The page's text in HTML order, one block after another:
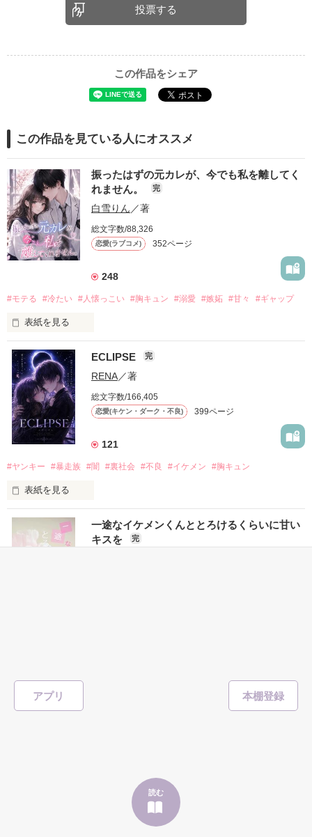
アプリ
読む
投票する
この作品をシェア
この作品を見ている人にオススメ
振ったはずの元カレが、今でも私を離してく
れません。
完
白雪りん／著
総文字数/88,326
恋愛(ラブコメ) 352ページ
248
#モテる #冷たい #人懐っこい #胸キュン #溺愛 #嫉妬 #甘々 #ギャップ
表紙を見る
「好きだったから、別れを選んだ。」
モテる人を好きになるのが怖かった。
だから私は、中学時代に大好きだった彼を自分から振った。
もう会うことはないと思っていたのに、
高校生になって再会した彼は、隣の学校で”王子様”と呼ばれる
他の女の子には冷たいのに
私にだけ昔と変わらない笑顔を向けてくる。
「澪ちゃん。」
×
基本女子に冷たいのに澪にはわんこ男子になる
そして光を巡ってライバルも登場！？
「貴方なんかに光先輩は渡しませんから。」
ECLIPSE 完
RENA／著
総文字数/166,405
恋愛(キケン・ダーク・不良) 399ページ
121
#ヤンキー #暴走族 #闇 #裏社会 #不良 #イケメン #胸キュン
表紙を見る
表紙画像はAIです
一途なイケメンくんととろけるくらいに甘い
キスを
完
表紙を見る
クラス替えをして隣の席になったのは────